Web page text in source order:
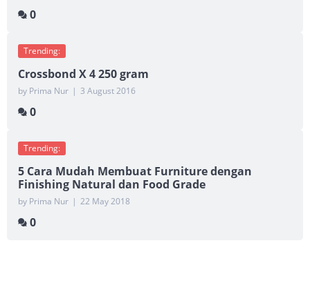
0
Trending:
Crossbond X 4 250 gram
by Prima Nur | 3 August 2016
0
Trending:
5 Cara Mudah Membuat Furniture dengan
Finishing Natural dan Food Grade
by Prima Nur | 22 May 2018
0